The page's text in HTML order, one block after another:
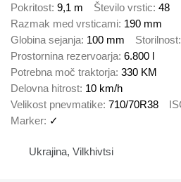
Pokritost 9,1 m Število vrstic 48
Razmak med vrsticami 190 mm
Globina sejanja 100 mm Storilnost
Prostornina rezervoarja 6.800 l
Potrebna moč traktorja 330 KM
Delovna hitrost 10 km/h
Velikost pnevmatike 710/70R38
Marker ✓
Ukrajina, Vilkhivtsi